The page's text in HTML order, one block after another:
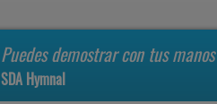
Puedes demostrar con tus manos
SDA Hymnal